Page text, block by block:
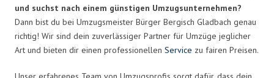
und suchst nach einem günstigen Umzugsunternehmen?
Dann bist du bei Umzugsmeister Bürger Bergisch Gladbach genau
richtig! Wir sind dein zuverlässiger Partner für Umzüge jeglicher
Art und bieten dir einen professionellen Service zu fairen Preisen.